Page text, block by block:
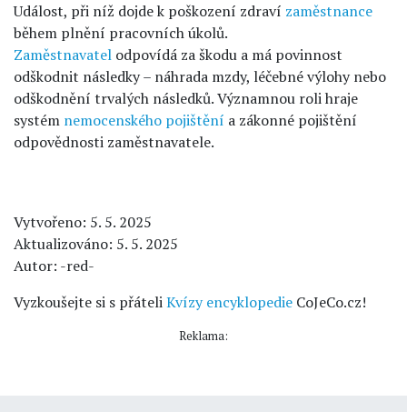
Událost, při níž dojde k poškození zdraví zaměstnance
během plnění pracovních úkolů.
Zaměstnavatel odpovídá za škodu a má povinnost
odškodnit následky – náhrada mzdy, léčebné výlohy nebo
odškodnění trvalých následků. Významnou roli hraje
systém nemocenského pojištění a zákonné pojištění
odpovědnosti zaměstnavatele.
Vytvořeno: 5. 5. 2025
Aktualizováno: 5. 5. 2025
Autor: -red-
Vyzkoušejte si s přáteliKvízy encyklopedie CoJeCo.cz!
Reklama: